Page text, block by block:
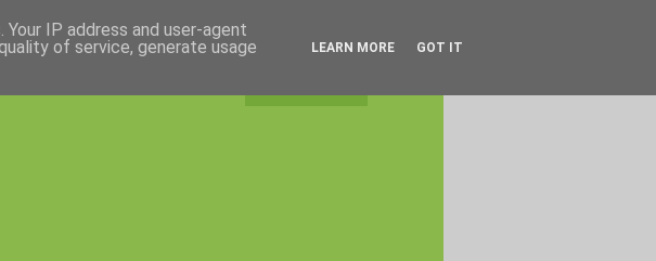
IP address and user-agent
of service, generate usage
LEARN MORE GOT IT